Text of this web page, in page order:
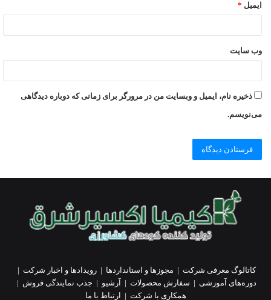
ایمیل *
وب‌ سایت
ذخیره نام، ایمیل و وبسایت من در مرورگر برای زمانی که دوباره دیدگاهی
می‌نویسم.
کاتالوگ معرفی شرکت | مجوزها و استانداردها |رویدادها و اخبار شرکت |
دوره‌های آموزشی | سفارش محصولات | آرشیو | جذب نمایندگی فروش |
همکاری با شرکت | ارتباط با ما